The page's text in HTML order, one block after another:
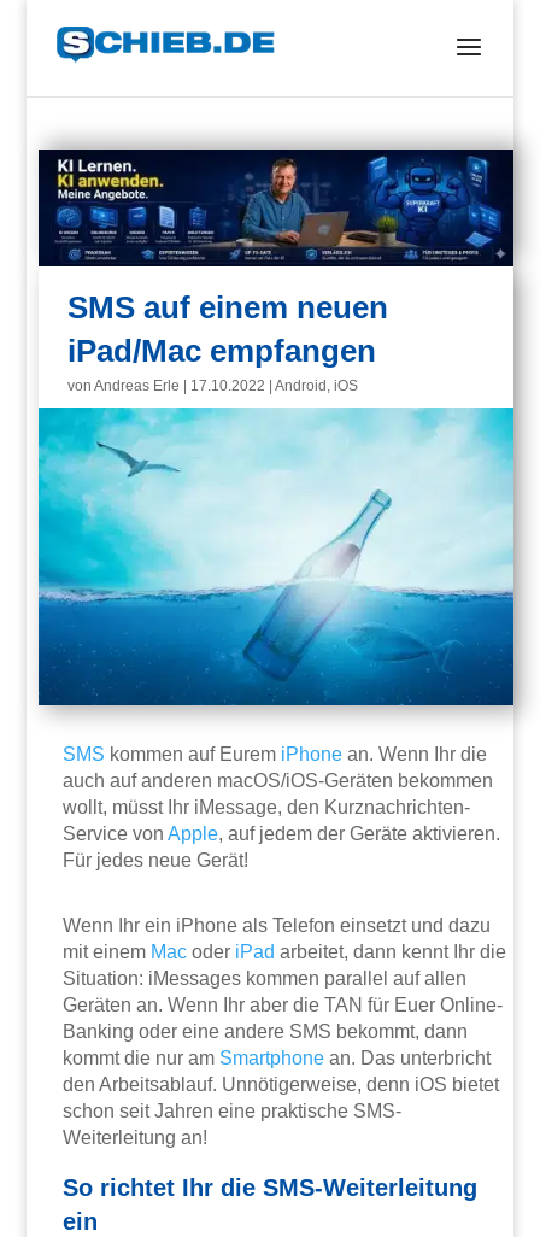
SMS auf einem neuen
iPad/Mac empfangen
vonAndreas Erle 17.10.2022 |Android ,iOS
SMS kommen auf Eurem iPhone an. Wenn Ihr die
auch auf anderen macOS/iOS-Geräten bekommen
wollt, müsst Ihr iMessage, den Kurznachrichten-
Service vonApple, auf jedem der Geräte aktivieren.
Für jedes neue Gerät!
Wenn Ihr ein iPhone als Telefon einsetzt und dazu
mit einem Mac oder iPad arbeitet, dann kennt Ihr die
Situation: iMessages kommen parallel auf allen
Geräten an. Wenn Ihr aber die TAN für Euer Online-
Banking oder eine andere SMS bekommt, dann
kommt die nur am Smartphone an. Das unterbricht
den Arbeitsablauf. Unnötigerweise, denn iOS bietet
schon seit Jahren eine praktische SMS-
Weiterleitung an!
So richtet Ihr die SMS-Weiterleitung
ein